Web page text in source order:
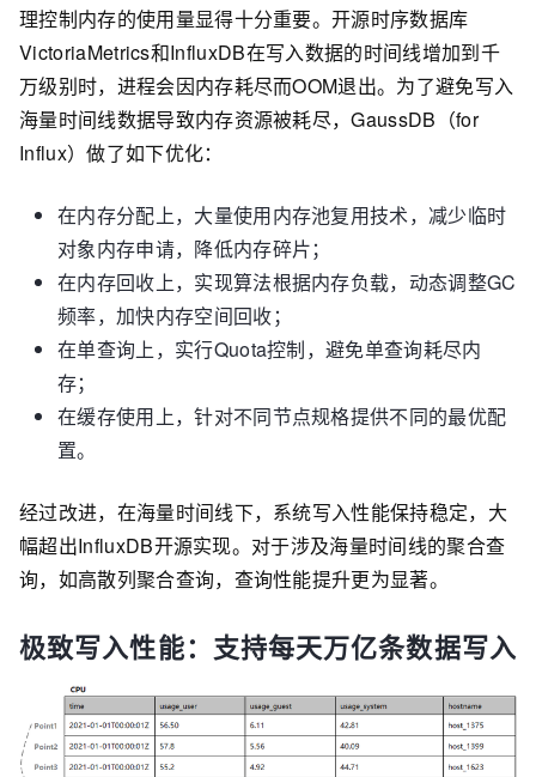
理控制内存的使用量显得十分重要。开源时序数据库
VictoriaMetrics和InfluxDB在写入数据的时间线增加到千
万级别时，进程会因内存耗尽而OOM退出。为了避免写入
海量时间线数据导致内存资源被耗尽，GaussDB（for
Influx）做了如下优化：
在内存分配上，大量使用内存池复用技术，减少临时
对象内存申请，降低内存碎片；
在内存回收上，实现算法根据内存负载，动态调整GC
频率，加快内存空间回收；
在单查询上，实行Quota控制，避免单查询耗尽内
存；
在缓存使用上，针对不同节点规格提供不同的最优配
置。
经过改进，在海量时间线下，系统写入性能保持稳定，大
幅超出InfluxDB开源实现。对于涉及海量时间线的聚合查
询，如高散列聚合查询，查询性能提升更为显著。
极致写入性能：支持每天万亿条数据写入